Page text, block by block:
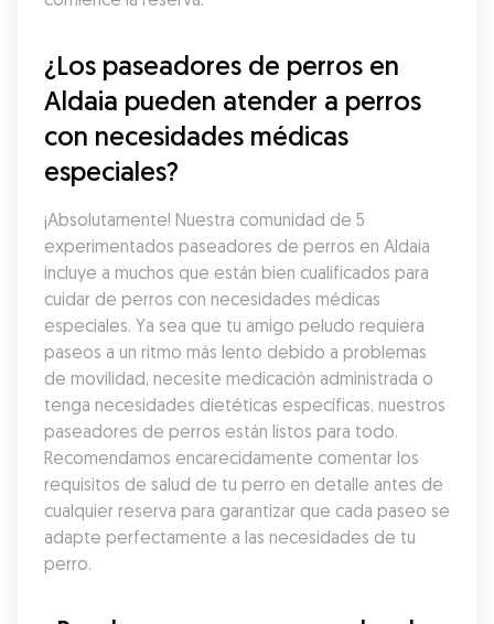
¿Los paseadores de perros en
Aldaia pueden atender a perros
con necesidades médicas
especiales?
¡Absolutamente! Nuestra comunidad de 5
experimentados paseadores de perros en Aldaia
incluye a muchos que están bien cualificados para
cuidar de perros con necesidades médicas
especiales. Ya sea que tu amigo peludo requiera
paseos a un ritmo más lento debido a problemas
de movilidad, necesite medicación administrada o
tenga necesidades dietéticas específicas, nuestros
paseadores de perros están listos para todo.
Recomendamos encarecidamente comentar los
requisitos de salud de tu perro en detalle antes de
cualquier reserva para garantizar que cada paseo se
adapte perfectamente a las necesidades de tu
perro.